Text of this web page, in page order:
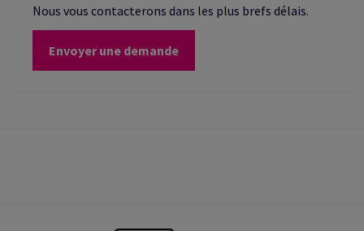
Nous vous contacterons dans les plus brefs délais.
Envoyer une demande